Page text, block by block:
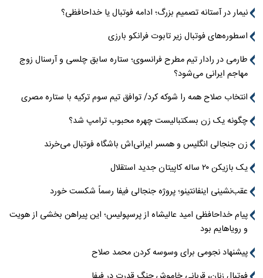
نیمار در آستانه تصمیم بزرگ؛ ادامه فوتبال یا خداحافظی؟
اسطوره‌های فوتبال زیر تابوت فرانکو بارزی
طارمی در رادار تیم مطرح فرانسوی؛ ستاره سابق چلسی و آرسنال زوج
مهاجم ایرانی می‌شود؟
انتخاب صلاح همه را شوکه کرد/ توافق تیم سوم ترکیه با ستاره مصری
چگونه یک زن بسکتبالیست چهره محبوب ترامپ شد؟
زن جنجالی انگلیس و همسر ایرانی‌اش باشگاه فوتبال می‌خرند
یک بازیکن ۲۰ ساله کاپیتان جدید استقلال
عقب‌نشینی اینفانتینو؛ پروژه جنجالی فیفا رسماً شکست خورد
پیام خداحافظی امید عالیشاه از پرسپولیس؛ این پیراهن بخشی از هویت
و رویاهایم بود
پیشنهاد نجومی برای وسوسه کردن محمد صلاح